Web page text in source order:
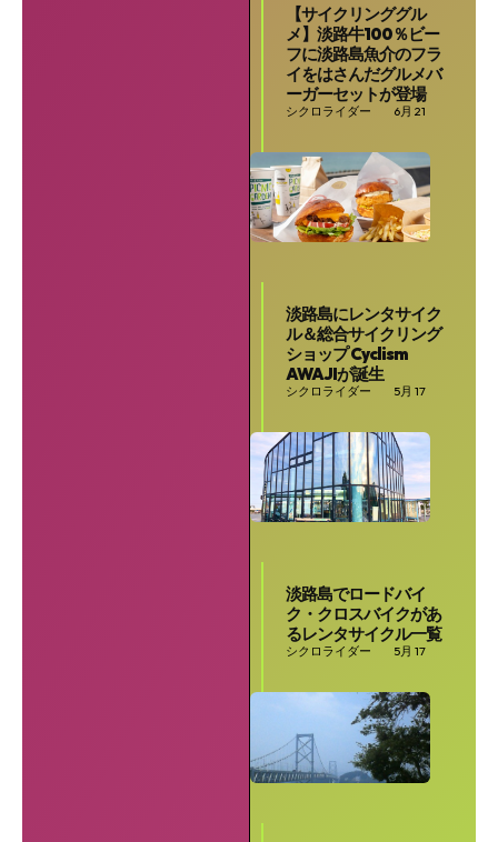
【サイクリンググル
メ】淡路牛100％ビー
フに淡路島魚介のフラ
イをはさんだグルメバ
ーガーセットが登場
シクロライダー 6月 21
淡路島にレンタサイク
ル＆総合サイクリング
ショップ Cyclism
AWAJIが誕生
シクロライダー 5月 17
淡路島でロードバイ
ク・クロスバイクがあ
るレンタサイクル一覧
シクロライダー 5月 17